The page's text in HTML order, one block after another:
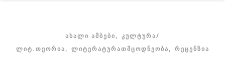
ᲐᲮᲐᲚᲘ ᲐᲛᲑᲔᲑᲘ, ᲙᲣᲚᲢᲣᲠᲐ/
ᲚᲘᲢ.ᲗᲔᲝᲠᲘᲐ, ᲚᲘᲢᲔᲠᲐᲢᲣᲠᲐᲗᲛᲪᲝᲓᲜᲔᲝᲑᲐ, ᲠᲔᲪᲔᲜᲖᲘᲐ